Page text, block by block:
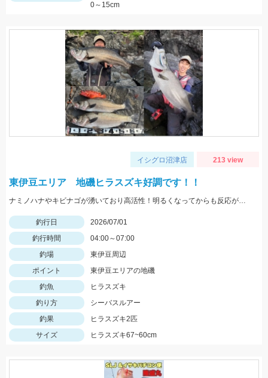
0～15cm
イシグロ沼津店 213 view
東伊豆エリア 地磯ヒラスズキ好調です！！
ナミノハナやキビナゴが湧いており高活性！明るくなってからも反応がありました。
釣行日
2026/07/01
釣行時間
04:00～07:00
釣場
東伊豆周辺
ポイント
東伊豆エリアの地磯
釣魚
ヒラスズキ
釣り方
シーバスルアー
釣果
ヒラスズキ2匹
サイズ
ヒラスズキ67~60cm